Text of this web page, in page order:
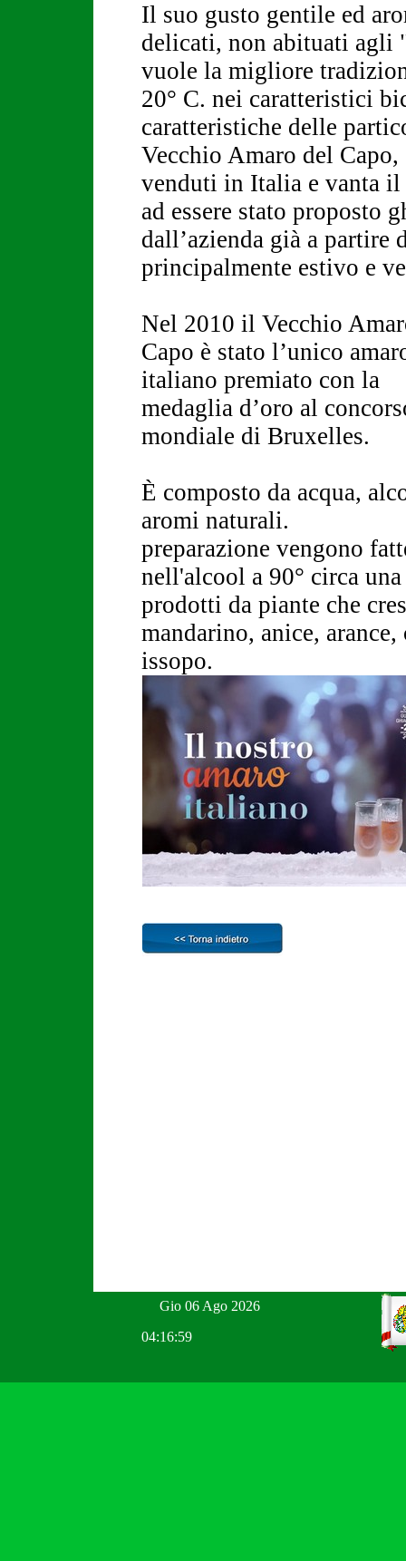
Il suo gusto gentile ed
delicati, non abituati agli
vuole la migliore
20° C. nei caratteristici
caratteristiche delle
Vecchio Amaro del
venduti in Italia e vanta il
ad essere stato proposto
dall’azienda già a partire
principalmente estivo e
Nel 2010 il Vecchio
Capo è stato l’unico
italiano premiato con la
medaglia d’oro al
mondiale di Bruxelles.
È composto da acqua,
aromi
preparazione vengono
nell'alcool a 90° circa
prodotti da piante che
mandarino, anice,
issopo.
Gio 06 Ago 2026
04:17:00